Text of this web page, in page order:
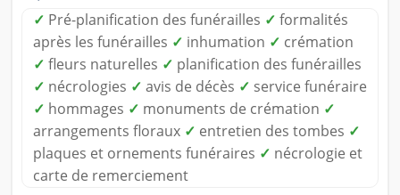
✓ Pré-planification des funérailles ✓ formalités
après les funérailles ✓ inhumation ✓ crémation
✓ fleurs naturelles ✓ planification des funérailles
✓ nécrologies ✓ avis de décès ✓ service funéraire
✓ hommages ✓ monuments de crémation ✓
arrangements floraux ✓ entretien des tombes ✓
plaques et ornements funéraires ✓ nécrologie et
carte de remerciement